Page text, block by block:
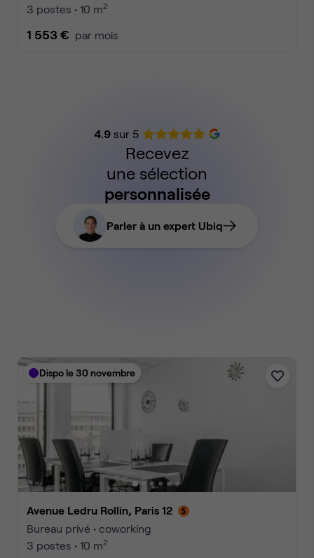
3 postes • 10 m2
1 553 € par mois
4.9sur 5
Recevez
une sélection
personnalisée
Parler à un expert Ubiq
Dispo le 30 novembre
Avenue Ledru Rollin, Paris 12
Bureau privé • coworking
3 postes • 10 m2